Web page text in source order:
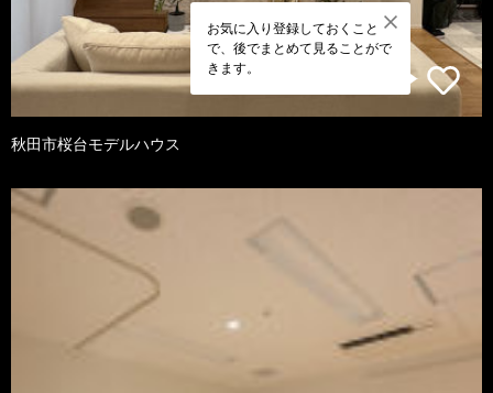
お気に入り登録しておくこと
で、後でまとめて見ることがで
きます。
秋田市桜台モデルハウス